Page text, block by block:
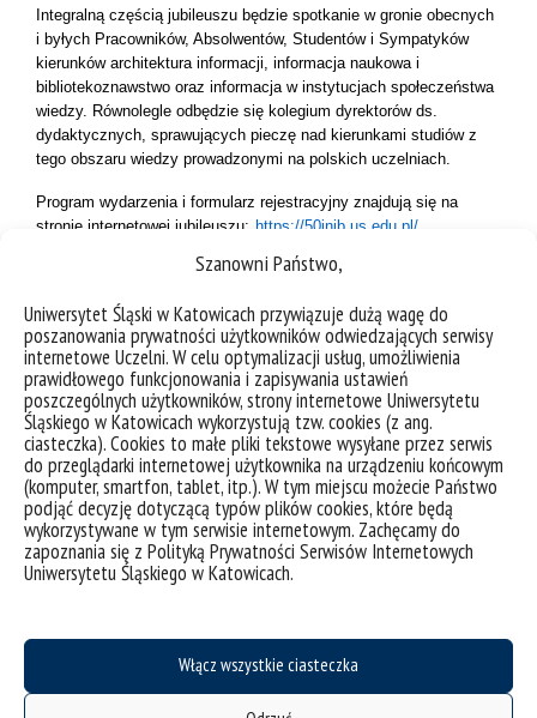
Szanowni Państwo,
Uniwersytet Śląski w Katowicach przywiązuje dużą wagę do
poszanowania prywatności użytkowników odwiedzających serwisy
internetowe Uczelni. W celu optymalizacji usług, umożliwienia
prawidłowego funkcjonowania i zapisywania ustawień
poszczególnych użytkowników, strony internetowe Uniwersytetu
Śląskiego w Katowicach wykorzystują tzw. cookies (z ang.
ciasteczka). Cookies to małe pliki tekstowe wysyłane przez serwis
do przeglądarki internetowej użytkownika na urządzeniu końcowym
(komputer, smartfon, tablet, itp.). W tym miejscu możecie Państwo
podjąć decyzję dotyczącą typów plików cookies, które będą
wykorzystywane w tym serwisie internetowym. Zachęcamy do
zapoznania się z Polityką Prywatności Serwisów Internetowych
Uniwersytetu Śląskiego w Katowicach.
Włącz wszystkie ciasteczka
Integralną częścią jubileuszu będzie spotkanie w gronie obecnych
i byłych Pracowników, Absolwentów, Studentów i Sympatyków
kierunków architektura informacji, informacja naukowa i
bibliotekoznawstwo oraz informacja w instytucjach społeczeństwa
wiedzy. Równolegle odbędzie się kolegium dyrektorów ds.
dydaktycznych, sprawujących pieczę nad kierunkami studiów z
tego obszaru wiedzy prowadzonymi na polskich uczelniach.
Program wydarzenia i formularz rejestracyjny znajdują się na
stronie internetowej jubileuszu: https://50inib.us.edu.pl/
Wydarzenie odbędzie się:
Uniwersytet Śląski | Wydział Humanistyczny
ul. Uniwersytecka 4 | 40-007 Katowice
Aula im. Andrzeja Pawlikowskiego (sala B1.1)